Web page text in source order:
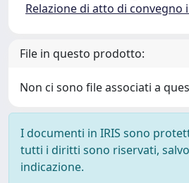
Relazione di atto di convegno
File in questo prodotto:
Non ci sono file associati a
I documenti in IRIS sono
tutti i diritti sono riservati,
indicazione.